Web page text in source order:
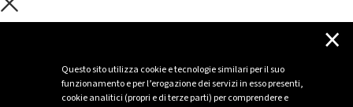
Questo sito utilizza cookie e tecnologie similari per il suo
funzionamento e per l’erogazione dei servizi in esso presenti,
cookie analitici (propri e di terze parti) per comprendere e
×
C'è un problema con il recupero dei
Per favore riprova piú tardi